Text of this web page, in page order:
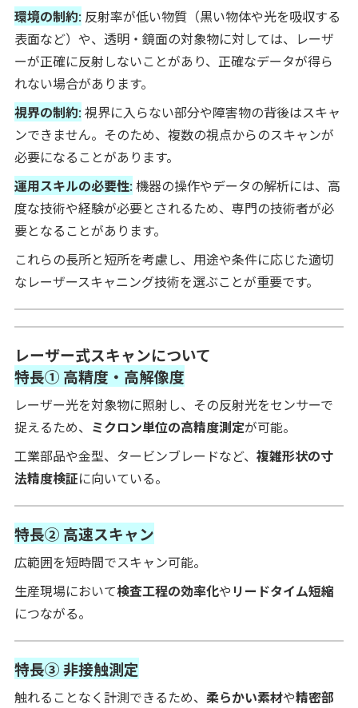
環境の制約: 反射率が低い物質（黒い物体や光を吸収する
表面など）や、透明・鏡面の対象物に対しては、レーザ
ーが正確に反射しないことがあり、正確なデータが得ら
れない場合があります。
視界の制約: 視界に入らない部分や障害物の背後はスキャ
ンできません。そのため、複数の視点からのスキャンが
必要になることがあります。
運用スキルの必要性: 機器の操作やデータの解析には、高
度な技術や経験が必要とされるため、専門の技術者が必
要となることがあります。
これらの長所と短所を考慮し、用途や条件に応じた適切
なレーザースキャニング技術を選ぶことが重要です。
レーザー式スキャンについて
特長① 高精度・高解像度
レーザー光を対象物に照射し、その反射光をセンサーで
捉えるため、 ミクロン単位の高精度測定が可能。
工業部品や金型、タービンブレードなど、 複雑形状の寸
法精度検証に向いている。
特長② 高速スキャン
広範囲を短時間でスキャン可能。
生産現場において検査工程の効率化や リードタイム短縮
につながる。
特長③ 非接触測定
触れることなく計測できるため、 柔らかい素材や精密部